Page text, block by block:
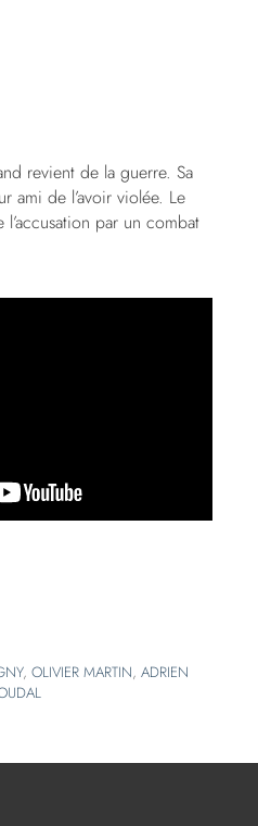
revient de la guerre. Sa
ami de l’avoir violée. Le
par un combat
,OLIVIER MARTIN,ADRIEN